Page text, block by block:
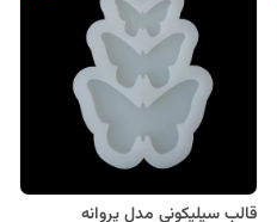
قالب سیلیکونی مدل پروانه